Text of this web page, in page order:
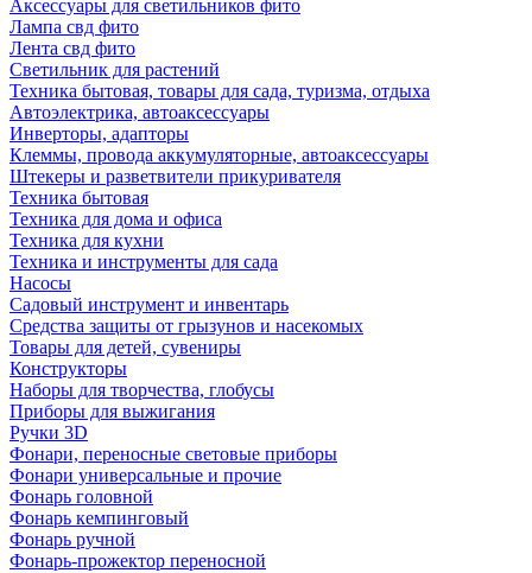
Аксессуары для светильников фито
Лампа свд фито
Лента свд фито
Светильник для растений
Техника бытовая, товары для сада, туризма, отдыха
Автоэлектрика, автоаксессуары
Инверторы, адапторы
Клеммы, провода аккумуляторные, автоаксессуары
Штекеры и разветвители прикуривателя
Техника бытовая
Техника для дома и офиса
Техника для кухни
Техника и инструменты для сада
Насосы
Садовый инструмент и инвентарь
Средства защиты от грызунов и насекомых
Товары для детей, сувениры
Конструкторы
Наборы для творчества, глобусы
Приборы для выжигания
Ручки 3D
Фонари, переносные световые приборы
Фонари универсальные и прочие
Фонарь головной
Фонарь кемпинговый
Фонарь ручной
Фонарь-прожектор переносной